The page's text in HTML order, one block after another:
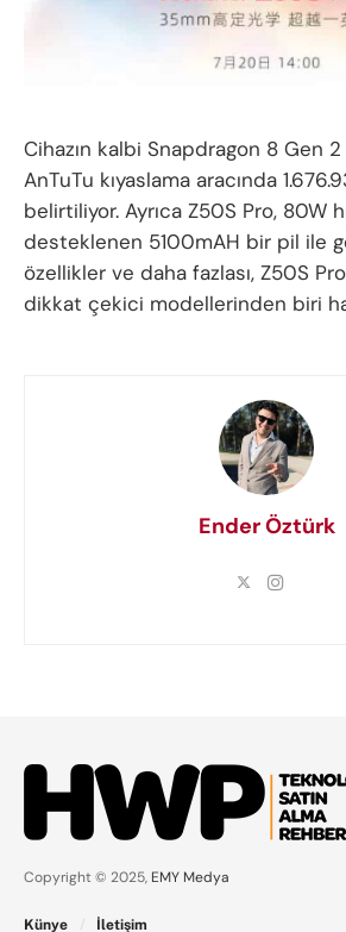
Cihazın kalbi Snapdragon 8 Gen
AnTuTu kıyaslama aracında
belirtiliyor. Ayrıca Z50S Pro, 80W
desteklenen 5100mAH bir pil ile
özellikler ve daha fazlası, Z50S
dikkat çekici modellerinden biri
Ender Öztürk
Copyright © 2025, EMY Medya
Künye İletişim